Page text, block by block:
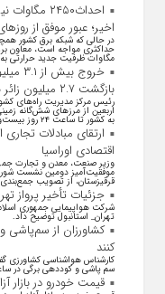
احداث۲۴۵۰
اخیر؛ عبور موفق از
در حالی که شبکه برق کشور
مگاوات ظرفیت جدید حرارتی به
خروج
بازگشت ۲.۷ میلیون زائر به کشور
به کشور تا ساعت ۲۴ روز بیست‌ویکم طرح اربعین خبر داد
ارتقای مبادلات
اقتصادی اوراسیا
وزیر صنعت، معدن و تجارت
موفقیت‌آمیز دومین نشست
قرقیزستان، از تصویب
جزئیات تأخیر پرواز
شرکت هواپیمایی جمهوری
تهران_ استانبول توضیح داد.
کشاورزان از سم‌پاشی
کنند
کارشناس هواشناسی کشاورزی
سم پاشی و کوددهی برگی در
قیمت خودرو در بازار آزاد